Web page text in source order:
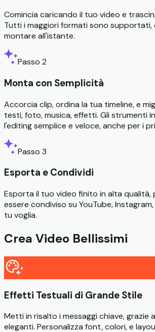
Comincia caricando il tuo video e
Tutti i maggiori formati sono supportati,
montare all'istante.
Passo 2
Monta con Semplicità
Accorcia clip, ordina la tua timeline, e
testi, foto, musica, effetti. Gli strumenti
l'editing semplice e veloce, anche per i
Passo 3
Esporta e Condividi
Esporta il tuo video finito in alta
essere condiviso su YouTube,
tu voglia.
Crea Video Bellissimi
Effetti Testuali di Grande Stile
Metti in risalto i messaggi chiave, grazie
eleganti. Personalizza font, colori, e